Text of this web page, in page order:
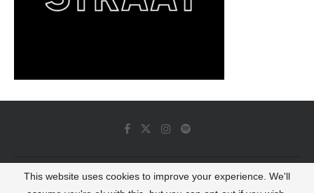
© 2022 - Luminous Dash All Rights Reserved
This website uses cookies to improve your experience. We'll